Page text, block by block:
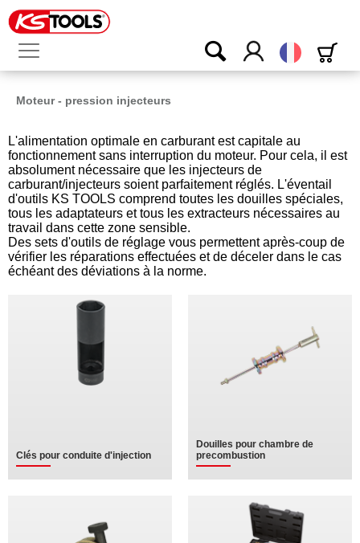
Français
Moteur - pression injecteurs
L'alimentation optimale en carburant est capitale au
fonctionnement sans interruption du moteur. Pour cela, il est
absolument nécessaire que les injecteurs de
carburant/injecteurs soient parfaitement réglés. L'éventail
d'outils KS TOOLS comprend toutes les douilles spéciales,
tous les adaptateurs et tous les extracteurs nécessaires au
travail dans cette zone sensible.
Des sets d'outils de réglage vous permettent après-coup de
vérifier les réparations effectuées et de déceler dans le cas
échéant des déviations à la norme.
Clés pour conduite d'injection
Douilles pour chambre de
precombustion